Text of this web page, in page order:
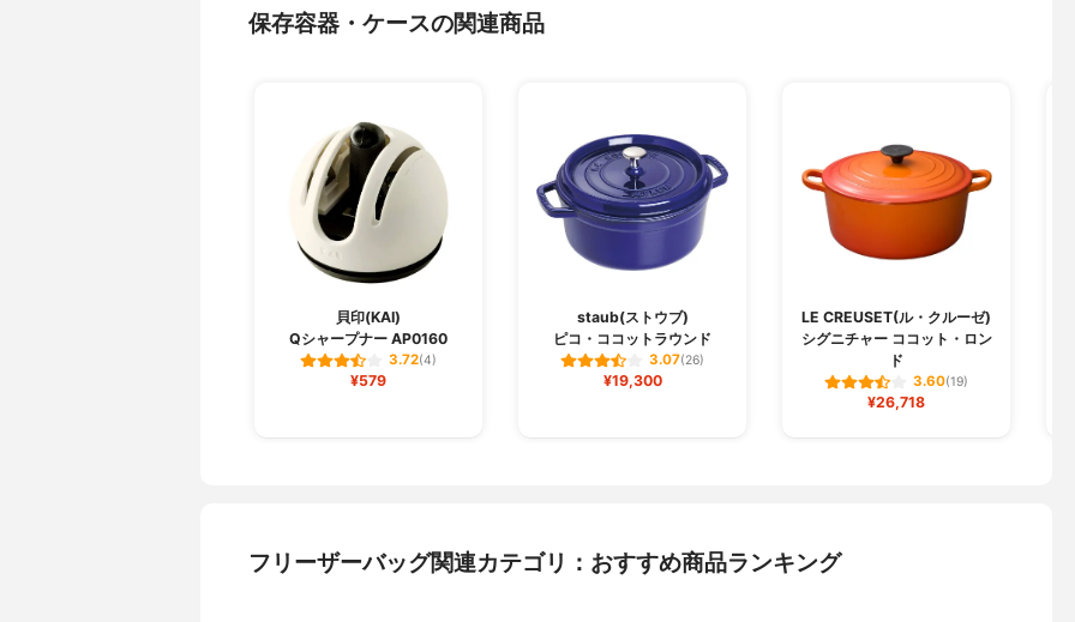
保存容器・ケースの関連商品
貝印(KAI)
Qシャープナー AP0160
3.72(4)
¥579
staub(ストウブ)
ピコ・ココットラウンド
3.07(26)
¥19,300
LE CREUSET(ル・クルーゼ)
シグニチャー ココット・ロン
ド
3.60(19)
¥26,718
フリーザーバッグ関連カテゴリ：おすすめ商品ランキング